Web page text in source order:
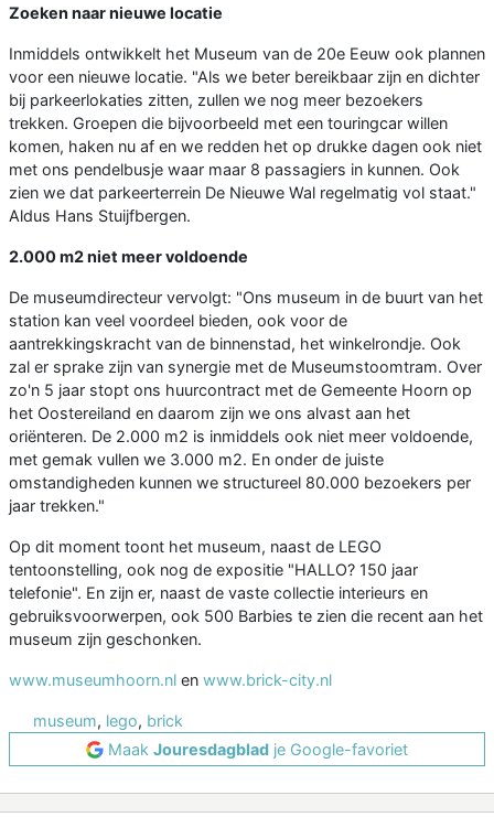
Zoeken naar nieuwe locatie
Inmiddels ontwikkelt het Museum van de 20e Eeuw ook plannen
voor een nieuwe locatie. "Als we beter bereikbaar zijn en dichter
bij parkeerlokaties zitten, zullen we nog meer bezoekers
trekken. Groepen die bijvoorbeeld met een touringcar willen
komen, haken nu af en we redden het op drukke dagen ook niet
met ons pendelbusje waar maar 8 passagiers in kunnen. Ook
zien we dat parkeerterrein De Nieuwe Wal regelmatig vol staat."
Aldus Hans Stuijfbergen.
2.000 m2 niet meer voldoende
De museumdirecteur vervolgt: "Ons museum in de buurt van het
station kan veel voordeel bieden, ook voor de
aantrekkingskracht van de binnenstad, het winkelrondje. Ook
zal er sprake zijn van synergie met de Museumstoomtram. Over
zo'n 5 jaar stopt ons huurcontract met de Gemeente Hoorn op
het Oostereiland en daarom zijn we ons alvast aan het
oriënteren. De 2.000 m2 is inmiddels ook niet meer voldoende,
met gemak vullen we 3.000 m2. En onder de juiste
omstandigheden kunnen we structureel 80.000 bezoekers per
jaar trekken."
Op dit moment toont het museum, naast de LEGO
tentoonstelling, ook nog de expositie "HALLO? 150 jaar
telefonie". En zijn er, naast de vaste collectie interieurs en
gebruiksvoorwerpen, ook 500 Barbies te zien die recent aan het
museum zijn geschonken.
www.museumhoorn.nl en www.brick-city.nl
museum, lego, brick
Maak Jouresdagblad je Google-favoriet